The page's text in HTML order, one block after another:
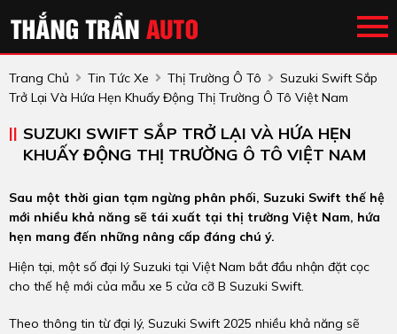
Trang Chủ Tin Tức Xe Thị Trường Ô Tô
Suzuki Swift Sắp
Trở Lại Và Hứa Hẹn Khuấy Động Thị Trường Ô Tô Việt Nam
SUZUKI SWIFT SẮP TRỞ LẠI VÀ HỨA HẸN
KHUẤY ĐỘNG THỊ TRƯỜNG Ô TÔ VIỆT NAM
Sau một thời gian tạm ngừng phân phối, Suzuki Swift thế hệ
mới nhiều khả năng sẽ tái xuất tại thị trường Việt Nam, hứa
hẹn mang đến những nâng cấp đáng chú ý.
Hiện tại, một số đại lý Suzuki tại Việt Nam bắt đầu nhận đặt cọc
cho thế hệ mới của mẫu xe 5 cửa cỡ B Suzuki Swift.
Theo thông tin từ đại lý, Suzuki Swift 2025 nhiều khả năng sẽ